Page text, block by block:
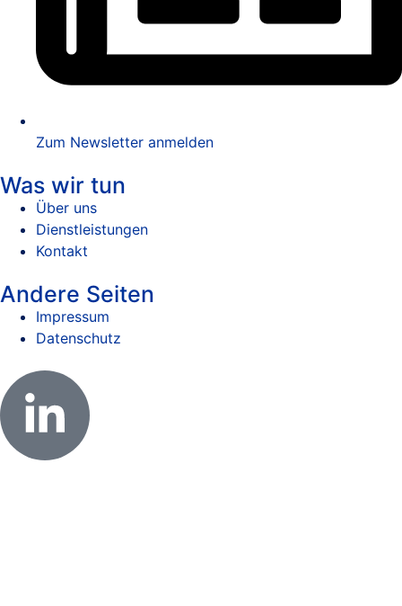
Zum Newsletter anmelden
Was wir tun
Über uns
Dienstleistungen
Kontakt
Andere Seiten
Impressum
Datenschutz